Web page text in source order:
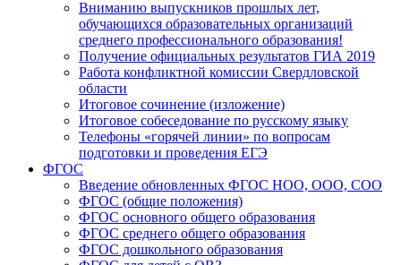
Вниманию выпускников прошлых лет,
обучающихся образовательных организаций
среднего профессионального образования!
Получение официальных результатов ГИА 2019
Работа конфликтной комиссии Свердловской
области
Итоговое сочинение (изложение)
Итоговое собеседование по русскому языку
Телефоны «горячей линии» по вопросам
подготовки и проведения ЕГЭ
ФГОС
Введение обновленных ФГОС НОО, ООО, СОО
ФГОС (общие положения)
ФГОС основного общего образования
ФГОС среднего общего образования
ФГОС дошкольного образования